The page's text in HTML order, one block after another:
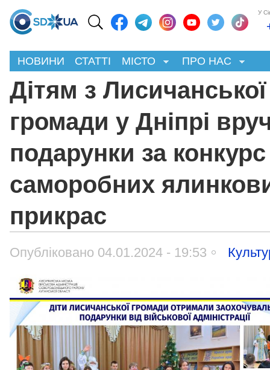
У
НОВИНИ СТАТТІ МІСТО ПРО НАС
Дітям з Лисичанської
громади у Дніпрі
подарунки за конкурс
саморобних
прикрас
Опубліковано 04.01.2024 - 19:53